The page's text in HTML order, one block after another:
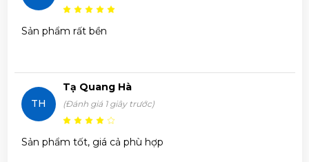
MSAFIII-10CRN8
MSAFIII-10CRN8
HP MSAFIII-10CRN8
Sản phẩm rất bền
TH
Tạ Quang Hà
(Đánh giá 1 giây trước)
Sản phẩm tốt, giá cả phù hợp